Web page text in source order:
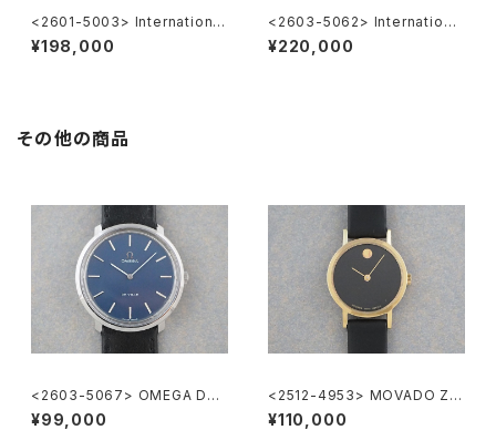
<2601-5003> International
National Watch Co. Cal.89
¥198,000
<2603-5062> International
National Co. Ref.648A
¥220,000
その他の商品
<2603-5067> OMEGA DE-
VILLE
¥99,000
<2512-4953> MOVADO ZE
NITH "Museum Watch"
¥110,000